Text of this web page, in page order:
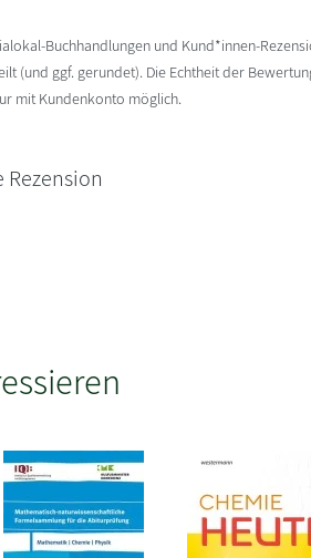
Buchhandlungen und Kund*innen-
(und ggf. gerundet). Die Echtheit der
mit Kundenkonto möglich.
Rezension